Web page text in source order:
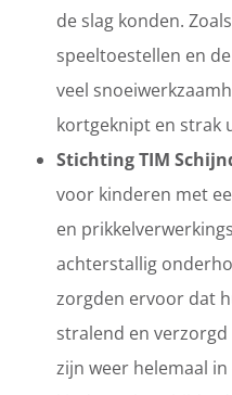
de slag konden.
speeltoestellen en
veel
kortgeknipt en strak
Stichting TIM
voor kinderen met
en
achterstallig
zorgden ervoor dat
stralend en
zijn weer helemaal